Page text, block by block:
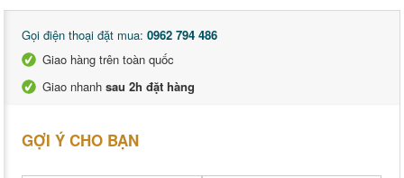
Gọi điện thoại đặt mua: 0962 794 486
Giao hàng trên toàn quốc
Giao nhanh sau 2h đặt hàng
GỢI Ý CHO BẠN